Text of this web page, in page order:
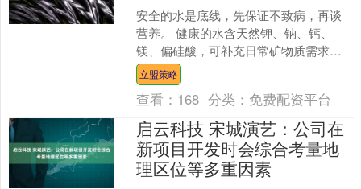
安全的水是底线，先保证不致病，再谈
营养。 健康的水含天然钾、钠、钙、
镁、偏硅酸，可补充日常矿物质需求。
功能水在前两层基础上，提升抗氧化与
还原力，但非人人必需。....
立盟策略
查看： 168 分类： 免费配资平台
启云科技 宋城演艺：公司在
新项目开发时会综合考量地
理区位等多重因素